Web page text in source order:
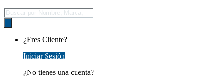
Búsqueda
de
productos
¿Eres Cliente?
Iniciar Sesión
¿No tienes una cuenta?